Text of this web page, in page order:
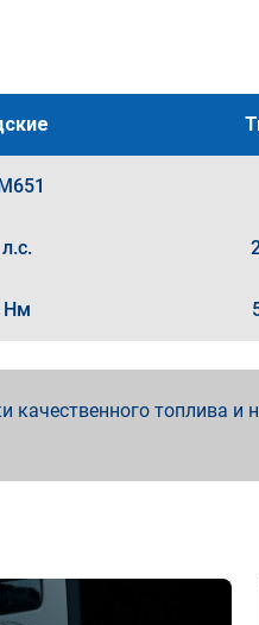
Нм
качественного топлива